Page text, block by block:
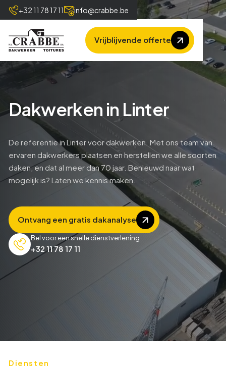
+32 11 78 17 11 info@crabbe.be
Vrijblijvende offerte
Dakwerken in Linter
De referentie in Linter voor dakwerken. Met ons team van
ervaren dakwerkers plaatsen en herstellen we alle soorten
daken, en dat al meer dan 70 jaar. Benieuwd naar wat
mogelijk is? Laten we kennis maken.
Ontvang een gratis dakanalyse
Bel voor een snelle dienstverlening
+32 11 78 17 11
Diensten